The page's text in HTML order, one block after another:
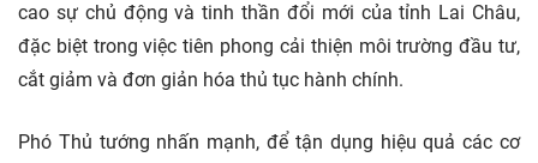
cao sự chủ động và tinh thần đổi mới của tỉnh Lai Châu,
đặc biệt trong việc tiên phong cải thiện môi trường đầu tư,
cắt giảm và đơn giản hóa thủ tục hành chính.
Phó Thủ tướng nhấn mạnh, để tận dụng hiệu quả các cơ